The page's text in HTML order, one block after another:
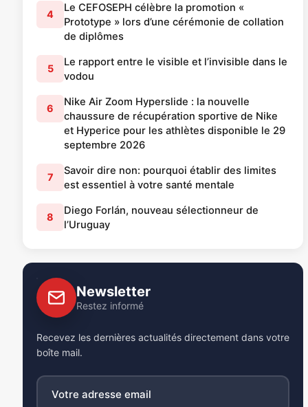
4
Le CEFOSEPH célèbre la promotion «
Prototype » lors d’une cérémonie de collation
de diplômes
5
Le rapport entre le visible et l’invisible dans le
vodou
6
Nike Air Zoom Hyperslide : la nouvelle
chaussure de récupération sportive de Nike
et Hyperice pour les athlètes disponible le 29
septembre 2026
7
Savoir dire non: pourquoi établir des limites
est essentiel à votre santé mentale
8
Diego Forlán, nouveau sélectionneur de
l’Uruguay
Newsletter
Restez informé
Recevez les dernières actualités directement dans votre
boîte mail.